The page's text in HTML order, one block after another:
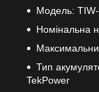
Модель:
Номінальна
Тип
TekPower